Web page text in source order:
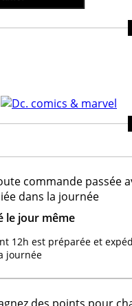
le jour même
12h est préparée et
journée